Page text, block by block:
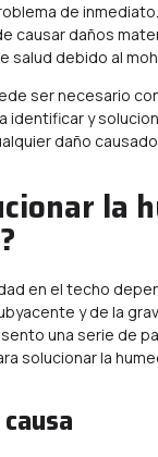
de
causar daños
salud debido al
ser necesario
identificar y
daño
la
en el techo
y de la
una serie de
solucionar la